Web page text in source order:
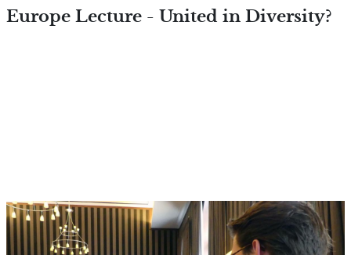
Overslaan en naar de inhoud
Europe Lecture - United in Diversity?